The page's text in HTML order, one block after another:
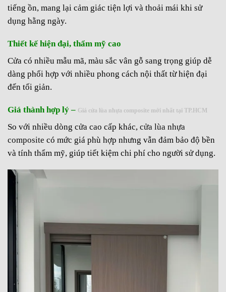
tiếng ồn, mang lại cảm giác tiện lợi và thoải mái khi sử
dụng hằng ngày.
Thiết kế hiện đại, thẩm mỹ cao
Cửa có nhiều mẫu mã, màu sắc vân gỗ sang trọng giúp dễ
dàng phối hợp với nhiều phong cách nội thất từ hiện đại
đến tối giản.
Giá thành hợp lý – Giá cửa lùa nhựa composite mới nhất tại TP.HCM
So với nhiều dòng cửa cao cấp khác, cửa lùa nhựa
composite có mức giá phù hợp nhưng vẫn đảm bảo độ bền
và tính thẩm mỹ, giúp tiết kiệm chi phí cho người sử dụng.